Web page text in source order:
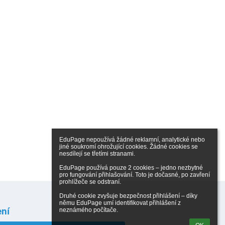
EduPage nepoužívá žádné reklamní, analytické nebo
jiné soukromí ohrožující cookies. Žádné cookies se
nesdílejí se třetími stranami.
EduPage používá pouze 2 cookies – jedno nezbytné
pro fungování přihlašování. Toto je dočasné, po zavření
prohlížeče se odstraní.
Druhé cookie zvyšuje bezpečnost přihlášení – díky
němu EduPage umí identifikovat přihlášení z
neznámého počítače.